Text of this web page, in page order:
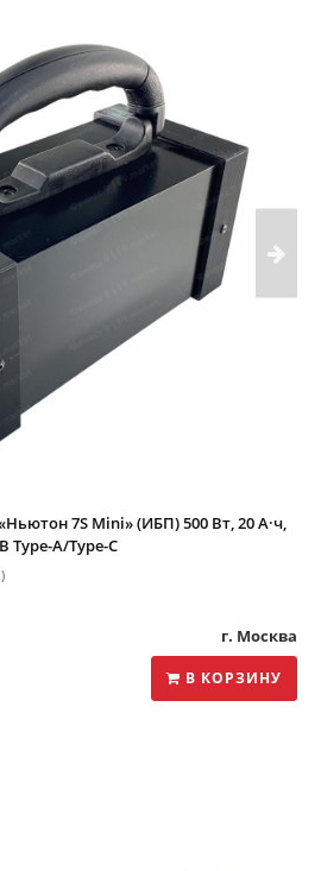
7S Mini» (ИБП) 500 Вт, 20 А·ч,
Type-A/Type-C
г. Москва
В КОРЗИНУ